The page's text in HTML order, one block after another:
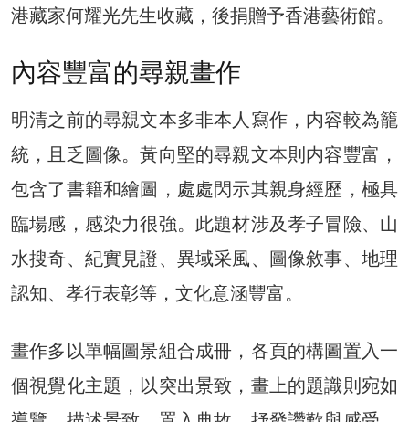
港藏家何耀光先生收藏，後捐贈予香港藝術館。
內容豐富的尋親畫作
明清之前的尋親文本多非本人寫作，内容較為籠
統，且乏圖像。黃向堅的尋親文本則内容豐富，
包含了書籍和繪圖，處處閃示其親身經歷，極具
臨場感，感染力很強。此題材涉及孝子冒險、山
水搜奇、紀實見證、異域采風、圖像敘事、地理
認知、孝行表彰等，文化意涵豐富。
畫作多以單幅圖景組合成冊，各頁的構圖置入一
個視覺化主題，以突出景致，畫上的題識則宛如